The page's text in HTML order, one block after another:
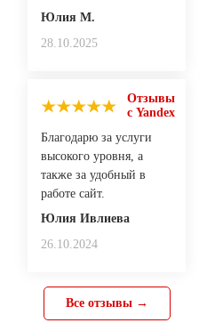
Юлия М.
28.10.2025
Отзывы
с Yandex
Благодарю за услуги
высокого уровня, а
также за удобный в
работе сайт.
Юлия Ивлиева
26.10.2024
Все отзывы →